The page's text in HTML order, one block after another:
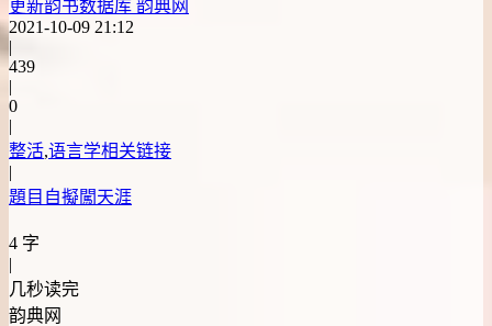
更新韵书数据库 韵典网
2021-10-09 21:12
|
439
|
0
|
整活,语言学相关链接
|
題目自擬闖天涯
4 字
|
几秒读完
韵典网